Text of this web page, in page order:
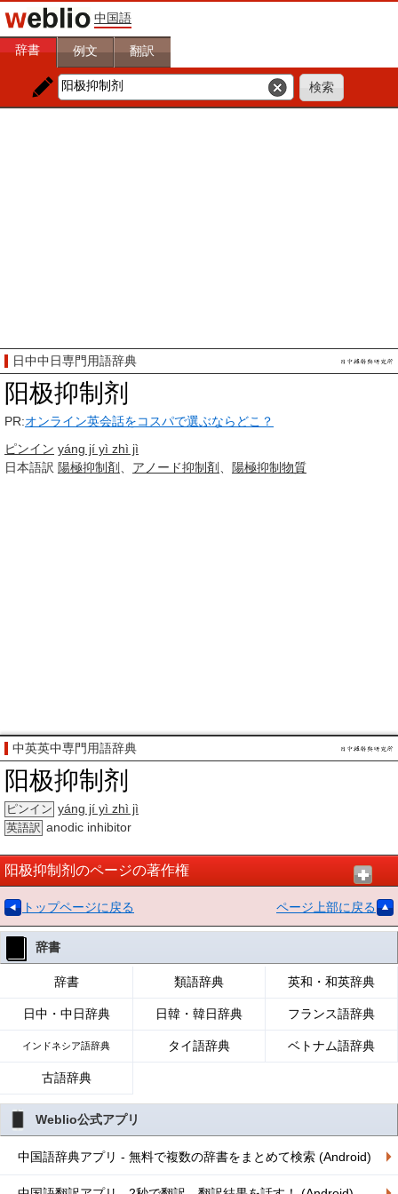
中国語
辞書 例文 翻訳
日中中日専門用語辞典
阳极抑制剂
PR:オンライン英会話をコスパで選ぶならどこ？
ピンイン yáng jí yì zhì jì
日本語訳 陽極抑制剤 アノード抑制剤 陽極抑制物質
中英英中専門用語辞典
阳极抑制剂
ピンイン yáng jí yì zhì jì
英語訳 anodic inhibitor
阳极抑制剂のページの著作権
トップページに戻る ページ上部に戻る
辞書
辞書 類語辞典 英和・和英辞典
日中・中日辞典 日韓・韓日辞典 フランス語辞典
インドネシア語辞典 タイ語辞典 ベトナム語辞典
古語辞典
Weblio公式アプリ
中国語辞典アプリ - 無料で複数の辞書をまとめて検索 (Android)